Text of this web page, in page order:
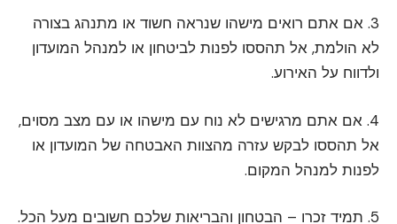
3. אם אתם רואים מישהו שנראה חשוד או מתנהג בצורה
לא הולמת, אל תהססו לפנות לביטחון או למנהל המועדון
ולדווח על האירוע.
4. אם אתם מרגישים לא נוח עם מישהו או עם מצב מסוים,
אל תהססו לבקש עזרה מהצוות האבטחה של המועדון או
לפנות למנהל המקום.
5. תמיד זכרו – הבטחון והבריאות שלכם חשובים מעל הכל.